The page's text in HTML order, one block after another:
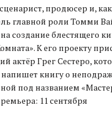
продюсер и,
главной роли Томми
создание блестящего
К его проекту
актёр Грег Сестеро,
напишет книгу о
под названием
11 сентября